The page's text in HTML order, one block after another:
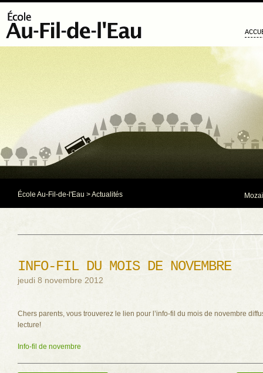
École Au-Fil-de-l'Eau >Actualités
INFO-FIL DU MOIS DE NOVEMBRE
jeudi 8 novembre 2012
Chers parents, vous trouverez le lien pour l’info-fil du mois de novembre
lecture!
Info-fil de novembre